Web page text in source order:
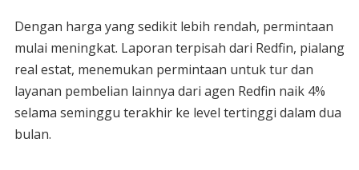
Dengan harga yang sedikit lebih rendah, permintaan
mulai meningkat. Laporan terpisah dari Redfin, pialang
real estat, menemukan permintaan untuk tur dan
layanan pembelian lainnya dari agen Redfin naik 4%
selama seminggu terakhir ke level tertinggi dalam dua
bulan.